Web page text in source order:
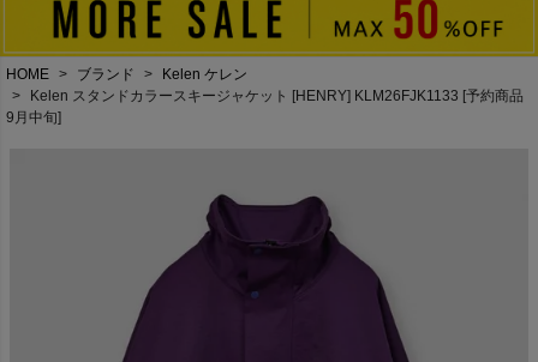
HOME ブランド
Kelen ケレン
Kelen スタンドカラースキージャケット [HENRY] KLM26FJK1133 [予約商品
9月中旬]